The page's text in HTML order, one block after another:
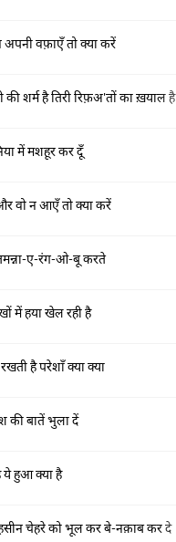
वफ़ाएँ तो क्या करें
शर्म है तिरी रिफ़अ'तों का ख़याल है
में मशहूर कर दूँ
वो न आएँ तो क्या करें
ए-रंग-ओ-बू करते
में हया खेल रही है
है परेशाँ क्या क्या
की बातें भुला दें
ये हुआ क्या है
चेहरे को भूल कर बे-नक़ाब कर दे